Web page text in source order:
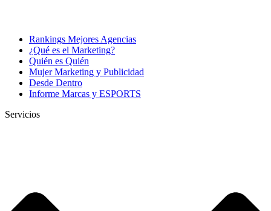
Rankings Mejores Agencias
¿Qué es el Marketing?
Quién es Quién
Mujer Marketing y Publicidad
Desde Dentro
Informe Marcas y ESPORTS
Servicios